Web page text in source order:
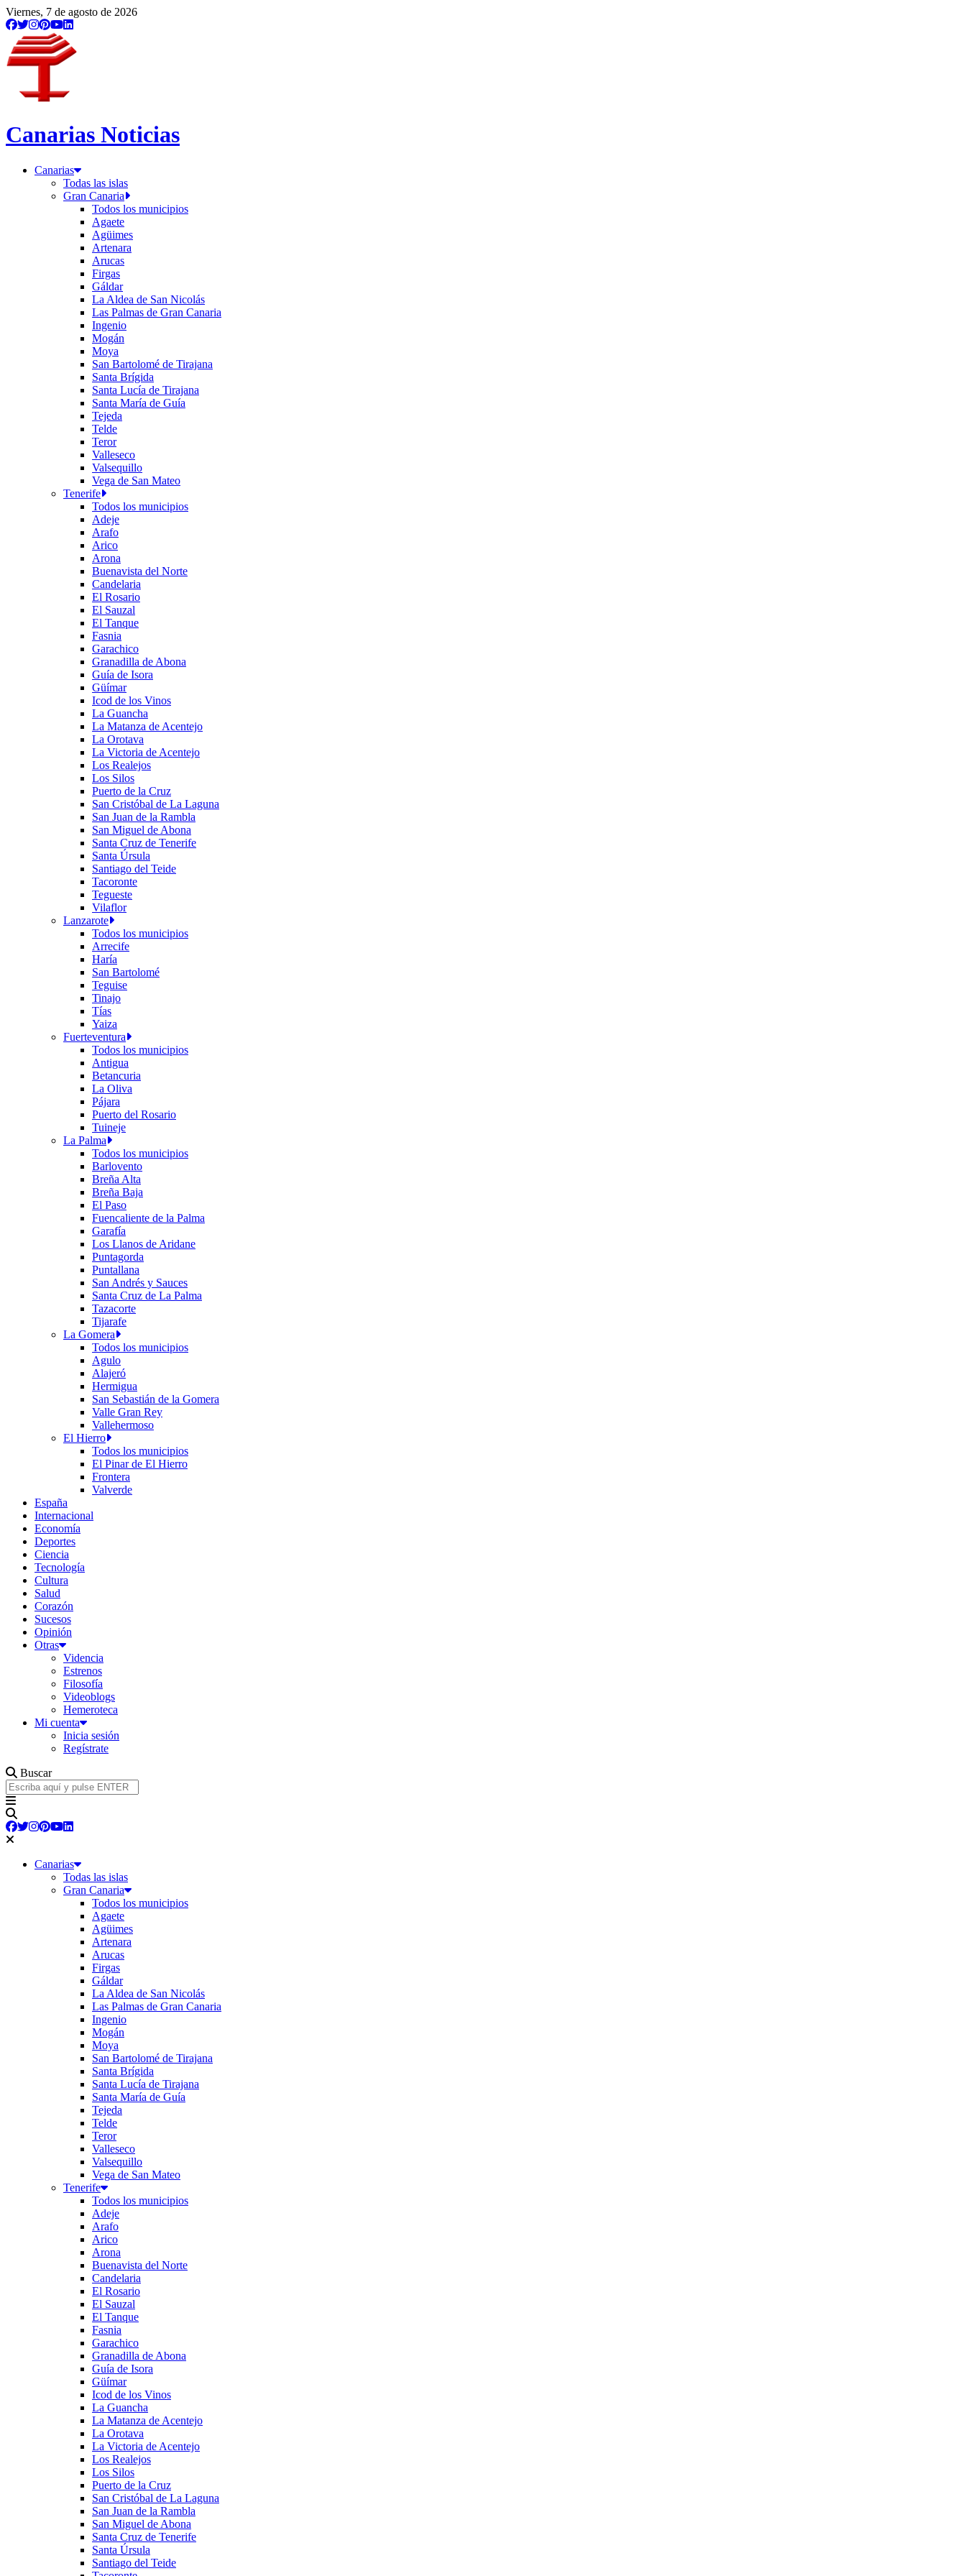
Viernes, 7 de agosto de 2026
Canarias Noticias
Canarias
Todas las islas
Gran Canaria
Todos los municipios
Agaete
Agüimes
Artenara
Arucas
Firgas
Gáldar
La Aldea de San Nicolás
Las Palmas de Gran Canaria
Ingenio
Mogán
Moya
San Bartolomé de Tirajana
Santa Brígida
Santa Lucía de Tirajana
Santa María de Guía
Tejeda
Telde
Teror
Valleseco
Valsequillo
Vega de San Mateo
Tenerife
Todos los municipios
Adeje
Arafo
Arico
Arona
Buenavista del Norte
Candelaria
El Rosario
El Sauzal
El Tanque
Fasnia
Garachico
Granadilla de Abona
Guía de Isora
Güímar
Icod de los Vinos
La Guancha
La Matanza de Acentejo
La Orotava
La Victoria de Acentejo
Los Realejos
Los Silos
Puerto de la Cruz
San Cristóbal de La Laguna
San Juan de la Rambla
San Miguel de Abona
Santa Cruz de Tenerife
Santa Úrsula
Santiago del Teide
Tacoronte
Tegueste
Vilaflor
Lanzarote
Todos los municipios
Arrecife
Haría
San Bartolomé
Teguise
Tinajo
Tías
Yaiza
Fuerteventura
Todos los municipios
Antigua
Betancuria
La Oliva
Pájara
Puerto del Rosario
Tuineje
La Palma
Todos los municipios
Barlovento
Breña Alta
Breña Baja
El Paso
Fuencaliente de la Palma
Garafía
Los Llanos de Aridane
Puntagorda
Puntallana
San Andrés y Sauces
Santa Cruz de La Palma
Tazacorte
Tijarafe
La Gomera
Todos los municipios
Agulo
Alajeró
Hermigua
San Sebastián de la Gomera
Valle Gran Rey
Vallehermoso
El Hierro
Todos los municipios
El Pinar de El Hierro
Frontera
Valverde
España
Internacional
Economía
Deportes
Ciencia
Tecnología
Cultura
Salud
Corazón
Sucesos
Opinión
Otras
Videncia
Estrenos
Filosofía
Videoblogs
Hemeroteca
Mi cuenta
Inicia sesión
Regístrate
Buscar
Canarias
Todas las islas
Gran Canaria
Todos los municipios
Agaete
Agüimes
Artenara
Arucas
Firgas
Gáldar
La Aldea de San Nicolás
Las Palmas de Gran Canaria
Ingenio
Mogán
Moya
San Bartolomé de Tirajana
Santa Brígida
Santa Lucía de Tirajana
Santa María de Guía
Tejeda
Telde
Teror
Valleseco
Valsequillo
Vega de San Mateo
Tenerife
Todos los municipios
Adeje
Arafo
Arico
Arona
Buenavista del Norte
Candelaria
El Rosario
El Sauzal
El Tanque
Fasnia
Garachico
Granadilla de Abona
Guía de Isora
Güímar
Icod de los Vinos
La Guancha
La Matanza de Acentejo
La Orotava
La Victoria de Acentejo
Los Realejos
Los Silos
Puerto de la Cruz
San Cristóbal de La Laguna
San Juan de la Rambla
San Miguel de Abona
Santa Cruz de Tenerife
Santa Úrsula
Santiago del Teide